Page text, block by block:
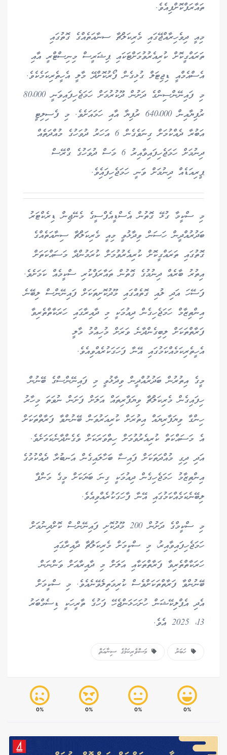
ތައާރަފްކޮށްފިއެވެ.
މިއީ ދިވެހިރާއްޖޭގައި މެރިކަލްޗާ ސނާއަތެއްގެ ގޮތުގައި
ތަރައްގީކޮށް ކުރިއެރުވުމަށްޓަކައި ޕިޝަރީސް މިނިސްޓްރީ އާއި
އެސްއެމްއީ ޑިޖިޓަލް ގުޅިގެން ފޯރުކޮށްދޭ މާލީ އެހީތެރިކަމެކެވެ.
މި ފައިނޭންސިންގެ ދަށުން ދޫކުރުމަށް ހަމަޖެހިފައިވަނީ 80،000
ރުފިޔާއިން 640،000 ރުފިޔާ އާއި ހަމައަށެވެ. މި ފެސިލިޓީ
އަބުރާ ދެއްކުމަށް ގިނަވެގެން 6 އަހަރު ދުވަހުގެ މުއްދަތެއް
ދިނުމަށް ހަމަޖެހިފައިވާއިރު 6 މަސް ދުވަހުގެ ގްރޭސް
ޕީރިއަޑެއް ދިނުމަށް ވަނީ ހަމަޖެހިފައިެވެ.
މި ސްކީމާ ގުޅޭ ގޮތުން އެސްޑީއެފްސީގެ މެނޭޖިން ޑިރެކްޓަރު
ބަދުރުއްދީން ހަސަން ވިދާޅުވީ މިއީ މެރިކަލްޗާ ސިނާއަތެއްގެ
ގޮތުގައި ތަރައްގީކޮށް ކުރިއެރުވުމަށް ކުރަމުންދާ މަސައްކަތަށް
އިތުރު ބާރެއް ދިނުމުގެ ގޮތުން ތައާރަފްކުރި ސްކީމެއް ކަމަށެވެ.
ފަސޭހަ އަދި ލުއި ގޮތެއްގައި މޫދުކޮށިތަކަށް ފައިނޭންސް ލިބޭނެ
އިންތިޒާމް ހަމަޖެހިގެން ދިއުމަކީ މި ދާއިރާގައި ހަރަކާތްތެރިވާ
ފަރާތްތަކަށް ލިބިގެންދާނެ ވަރަށް މުހިއްމު މާލީ
އެހީތެރިކަމެއްކަމުގައި އޭނާ ފަހަގަކުރެއްވިއެވެ.
މީގެ އިތުރުން ބަދުރުއްދީން ވިދާޅުވީ މި ފައިނޭންސްގެ ބޭނުން
ހިފައިގެން މެރިކަލްޗާ ވިޔަފާރިތައް އަލަށް ފަށަން ނުވަތަ މިހާރު
ހިންގާ ވިޔަފާރިޔައް އިތުރަށް ކުރިއަރުވަން ބޭނުންވާ ފަރާތްތަކަށް
އެ މަސައްކަތް ކުރިއެރުވުމަށް ހިތްވަރަކަށް ވެގެންދާނެކަމަށެވެ.
އަދި ދިގި މުއްދަތަކަށް ފައިސާ ބަހާލައިގެން އަނބުރާ ދެއްކުމުގެ
އިންތިޒާމު ހަމަޖެހިގެން ދިއުމަކީ ގިނަ ބަޔަކަށް މީގެ މަންފާ
ލިބޭނެކަމެއްކަމުގައި އޭނާ ފާހަގަކުރެއްވިއެވެ.
މި ސްކީމްގެ ދަށުން 200 މޫދުކޮށި ފައިނޭންސް ކޮށްދިނުމަށް
ހަމަޖެހިފައިވާއިރު، މި ސްކީމަށް މެރިކަލްޗާ ދާއިރާގައި
ހަރަކާތްތެރިވާ ފަރާތްތަކާއި އަލަށް މި ދާއިރާއަށް ވަންނަން
ބޭނުންވާ ފަރާތްތަކަށްވެސް ކުރިމަތިލެވޭނެއެވެ. މި ސްކީމަށް
އެދި އެޕްލިކޭޝަން ހުށަހަޅަންޖެހޭ ފަހުގެ ތާރީހަކީ ޑިސެމްބަރު
13، 2025 އެވެ.
ހަބަރު މަސްވެރިކަމުގެ ސިނާއަތް
0%
0%
0%
0%